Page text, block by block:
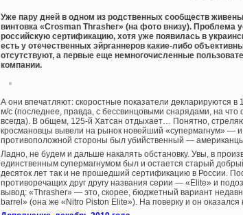
Уже пару дней в одном из родственных сообществ
винтовка «Crosman Thrasher» (на фото внизу). Проблема
российскую сертификацию, хотя уже появилась в
есть у отечественных эйрганнеров какие-либо
отсутствуют, а первые еще немногочисленные
компании.
А они впечатляют: скоростные показатели декларируются
м/с (последнее, правда, с бессвинцовыми снарядами, на
всегда). В общем, 125-й Хатсан отдыхает… Понятно,
кросмановцы вывели на рынок новейший «супермагнум» — и
противоположной стороны был убийственный — американцы
Ладно, не будем и дальше накалять обстановку. Увы, в
единственным супермагнумом был и остается старый
десяток лет так и не прошедший сертификацию в России.
противоречащих друг другу названия серии — «Elite» и
вывод: «Thrasher» — это, скорее, бюджетный вариант
barrel» (она же «Nitro Piston Elite»). На поверку и он